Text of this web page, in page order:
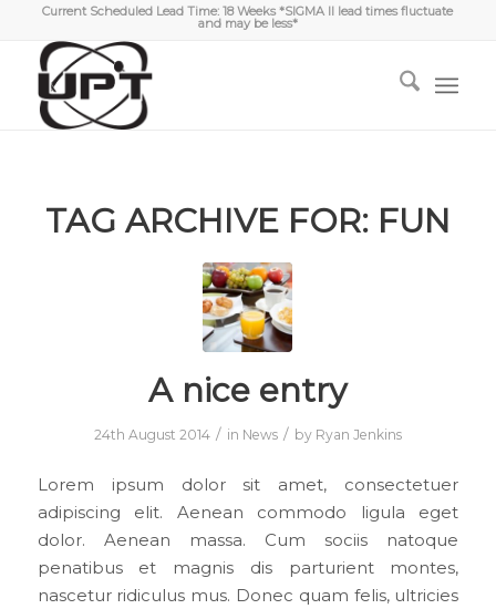
Current Scheduled Lead Time: 18 Weeks *SIGMA II lead times fluctuate
and may be less*
TAG ARCHIVE FOR: FUN
A nice entry
24th August 2014 / in News / by Ryan Jenkins
Lorem ipsum dolor sit amet, consectetuer
adipiscing elit. Aenean commodo ligula eget
dolor. Aenean massa. Cum sociis natoque
penatibus et magnis dis parturient montes,
nascetur ridiculus mus. Donec quam felis, ultricies